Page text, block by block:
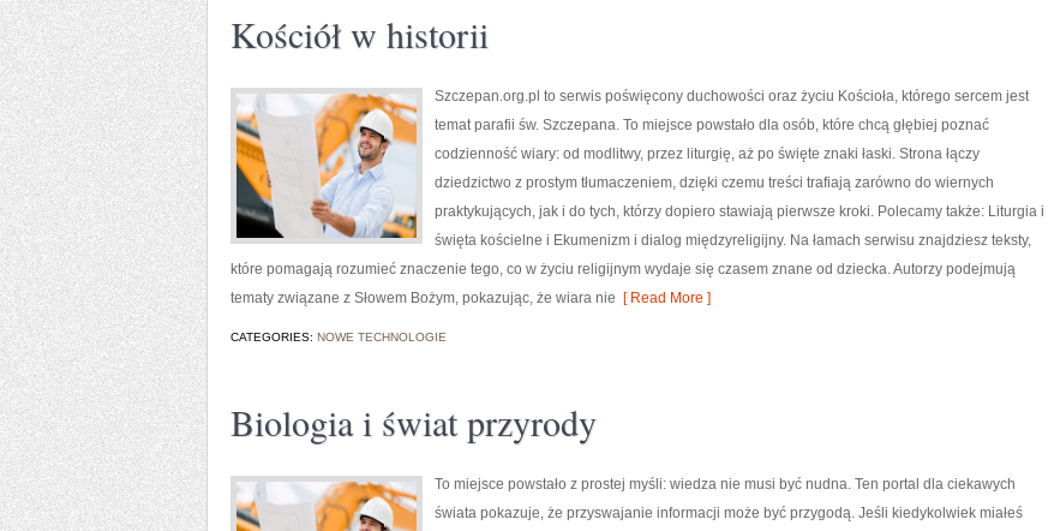
Kościół w historii
Szczepan.org.pl to serwis poświęcony duchowości oraz życiu Kościoła, którego sercem jest
temat parafii św. Szczepana. To miejsce powstało dla osób, które chcą głębiej poznać
codzienność wiary: od modlitwy, przez liturgię, aż po święte znaki łaski. Strona łączy
dziedzictwo z prostym tłumaczeniem, dzięki czemu treści trafiają zarówno do wiernych
praktykujących, jak i do tych, którzy dopiero stawiają pierwsze kroki. Polecamy także: Liturgia i
święta kościelne i Ekumenizm i dialog międzyreligijny. Na łamach serwisu znajdziesz teksty,
które pomagają rozumieć znaczenie tego, co w życiu religijnym wydaje się czasem znane od dziecka. Autorzy podejmują
tematy związane z Słowem Bożym, pokazując, że wiara nie [ Read More ]
CATEGORIES: NOWE TECHNOLOGIE
Biologia i świat przyrody
To miejsce powstało z prostej myśli: wiedza nie musi być nudna. Ten portal dla ciekawych
świata pokazuje, że przyswajanie informacji może być przygodą. Jeśli kiedykolwiek miałeś